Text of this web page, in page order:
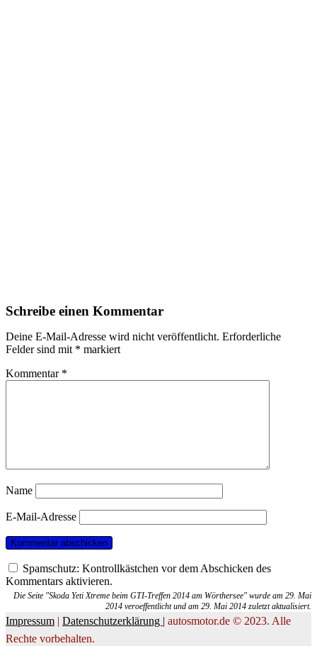
Schreibe einen Kommentar
Deine E-Mail-Adresse wird nicht veröffentlicht. Erforderliche
Felder sind mit * markiert
Kommentar *
Name
E-Mail-Adresse
Spamschutz: Kontrollkästchen vor dem Abschicken des
Kommentars aktivieren.
Die Seite "Skoda Yeti Xtreme beim GTI-Treffen 2014 am Wörthersee" wurde am 29. Mai
2014 veroeffentlicht und am 29. Mai 2014 zuletzt aktualisiert.
Impressum | Datenschutzerklärung | autosmotor.de © 2023. Alle
Rechte vorbehalten.